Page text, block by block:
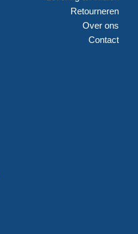
Retourneren
Over ons
Contact